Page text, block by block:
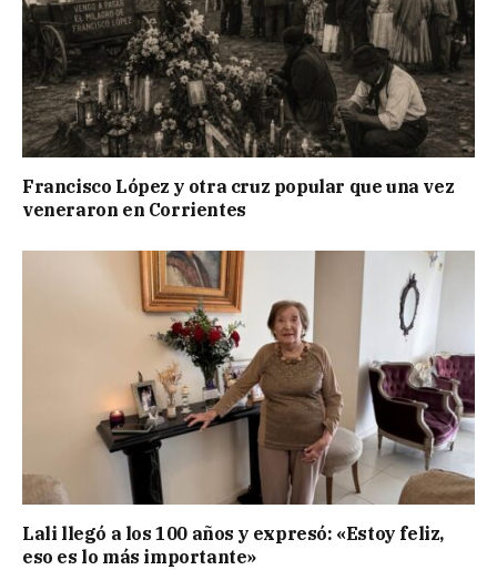
Francisco López y otra cruz popular que una vez
veneraron en Corrientes
Lali llegó a los 100 años y expresó: «Estoy feliz,
eso es lo más importante»